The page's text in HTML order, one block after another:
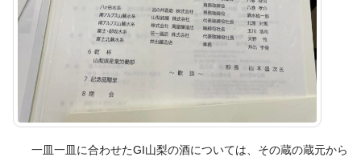
一皿一皿に合わせたGI山梨の酒については、その蔵の蔵元から